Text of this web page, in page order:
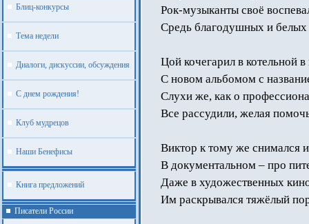
Блиц-конкурсы
Тема недели
Диалоги, дискуссии, обсуждения
С днем рождения!
Клуб мудрецов
Наши Бенефисы
Книга предложений
Писатели России
Рок-музыканты своё
Средь благодушных и белых
Цой кочегарил в котельной в
С новом альбомом с
Слухи же, как о
Все рассудили, желая
Виктор к тому же снимался
В документальном – про
Даже в художественных
Им раскрывался тяжёлый